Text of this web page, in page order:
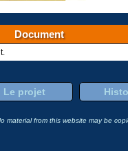
Document
Le projet
material from this website may be